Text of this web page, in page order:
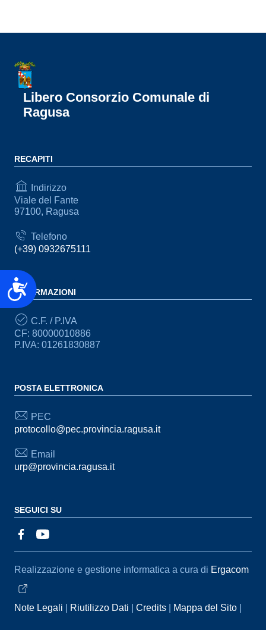
Accessibilità
Libero Consorzio Comunale di
Ragusa
RECAPITI
Indirizzo
Viale del Fante
97100, Ragusa
Telefono
(+39) 0932675111
INFORMAZIONI
C.F. / P.IVA
CF: 80000010886
P.IVA: 01261830887
POSTA ELETTRONICA
PEC
protocollo@pec.provincia.ragusa.it
Email
urp@provincia.ragusa.it
SEGUICI SU
Sezione Link Utili
Realizzazione e gestione informatica a cura di Ergacom
Note Legali Riutilizzo Dati Credits
Mappa del Sito